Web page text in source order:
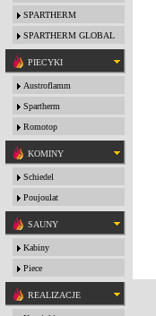
SPARTHERM
SPARTHERM GLOBAL
PIECYKI
Austroflamm
Spartherm
Romotop
KOMINY
Schiedel
Poujoulat
SAUNY
Kabiny
Piece
REALIZACJE